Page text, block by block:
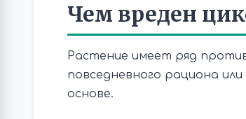
Чем вреден
Растение имеет ряд
повседневного рациона
основе.